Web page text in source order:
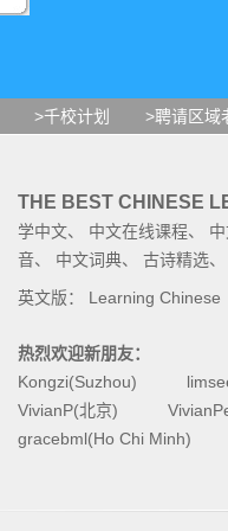
>千校计划 >聘请区域
THE BEST CHINESE
学中文、 中文在线课程、
音、 中文词典、 古诗精选
英文版： Learning Chinese
热烈欢迎新朋友：
Kongzi(Suzhou)
VivianP(北京)
gracebml(Ho Chi Minh)